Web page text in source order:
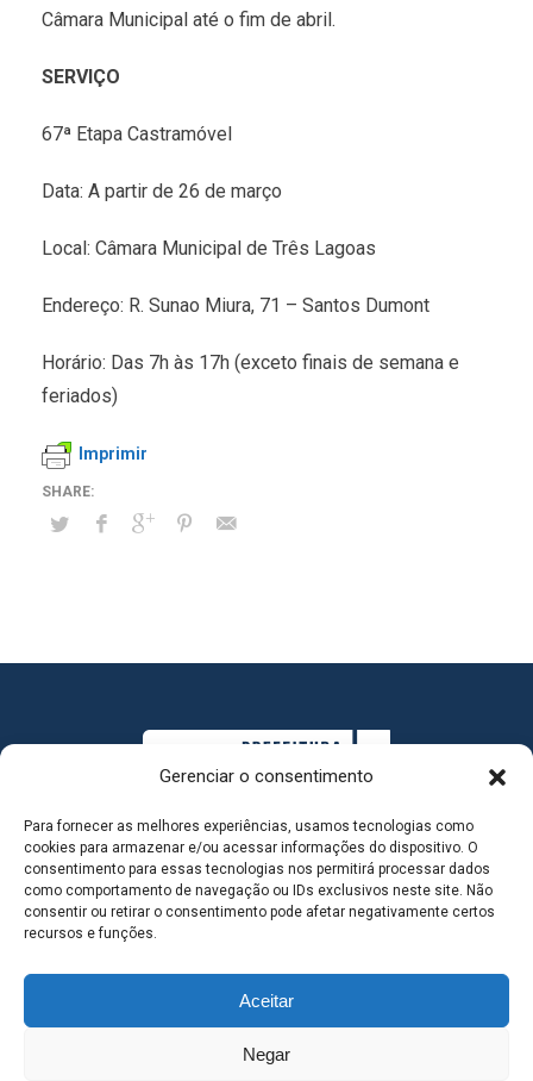
Gerenciar o consentimento
Para fornecer as melhores experiências, usamos tecnologias como
cookies para armazenar e/ou acessar informações do dispositivo. O
consentimento para essas tecnologias nos permitirá processar dados
como comportamento de navegação ou IDs exclusivos neste site. Não
consentir ou retirar o consentimento pode afetar negativamente certos
recursos e funções.
Aceitar
Negar
Câmara Municipal até o fim de abril.
SERVIÇO
67ª Etapa Castramóvel
Data: A partir de 26 de março
Local: Câmara Municipal de Três Lagoas
Endereço: R. Sunao Miura, 71 – Santos Dumont
Horário: Das 7h às 17h (exceto finais de semana e
feriados)
Imprimir
MAPA DO SITE
SEDE DO ADMINISTRATIVO MUNICIPAL - Avenida